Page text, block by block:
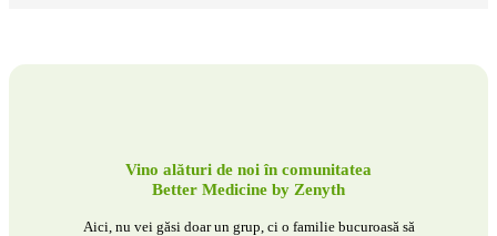
Vino alături de noi în comunitatea
Better Medicine by Zenyth
Aici, nu vei găsi doar un grup, ci o familie bucuroasă să